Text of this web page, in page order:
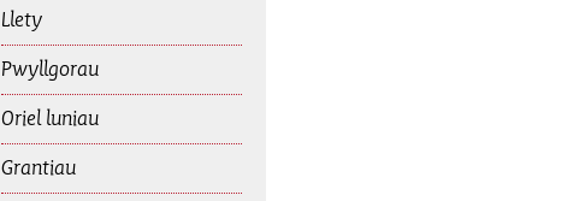
Llety
Pwyllgorau
Oriel luniau
Grantiau